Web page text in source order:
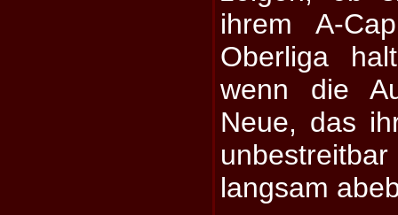
ihrem A-
Oberliga
wenn die
Neue, das
langsam